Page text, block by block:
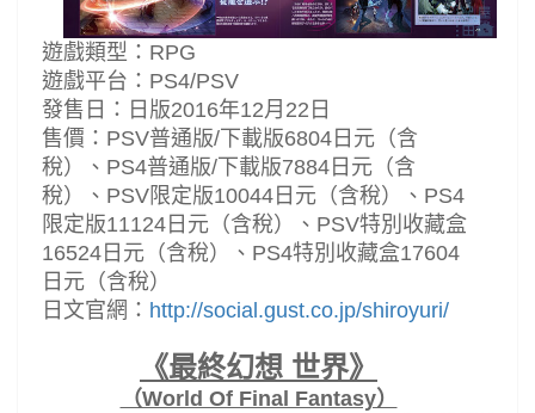
遊戲類型：RPG
遊戲平台：PS4/PSV
發售日：日版2016年12月22日
售價：PSV普通版/下載版6804日元（含
稅）、PS4普通版/下載版7884日元（含
稅）、PSV限定版10044日元（含稅）、PS4
限定版11124日元（含稅）、PSV特別收藏盒
16524日元（含稅）、PS4特別收藏盒17604
日元（含稅）
日文官網： http://social.gust.co.jp/shiroyuri/
《最終幻想 世界》
（World Of Final Fantasy）